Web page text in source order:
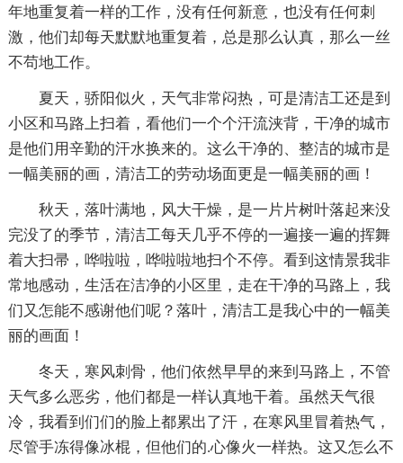
年地重复着一样的工作，没有任何新意，也没有任何刺
激，他们却每天默默地重复着，总是那么认真，那么一丝
不苟地工作。
夏天，骄阳似火，天气非常闷热，可是清洁工还是到
小区和马路上扫着，看他们一个个汗流浃背，干净的城市
是他们用辛勤的汗水换来的。这么干净的、整洁的城市是
一幅美丽的画，清洁工的劳动场面更是一幅美丽的画！
秋天，落叶满地，风大干燥，是一片片树叶落起来没
完没了的季节，清洁工每天几乎不停的一遍接一遍的挥舞
着大扫帚，哗啦啦，哗啦啦地扫个不停。看到这情景我非
常地感动，生活在洁净的小区里，走在干净的马路上，我
们又怎能不感谢他们呢？落叶，清洁工是我心中的一幅美
丽的画面！
冬天，寒风刺骨，他们依然早早的来到马路上，不管
天气多么恶劣，他们都是一样认真地干着。虽然天气很
冷，我看到们们的脸上都累出了汗，在寒风里冒着热气，
尽管手冻得像冰棍，但他们的.心像火一样热。这又怎么不